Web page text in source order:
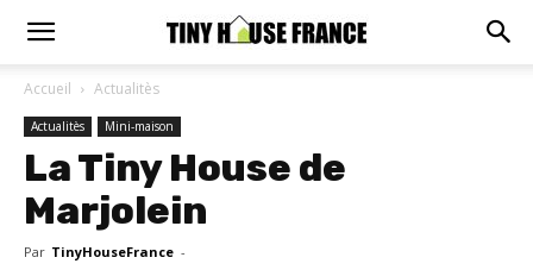
Accueil Actualitès
Actualitès Mini-maison
La Tiny House de
Marjolein
Par TinyHouseFrance -